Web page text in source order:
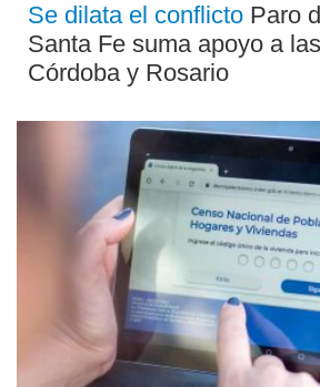
Se dilata el conflicto Paro
Santa Fe suma apoyo a
Córdoba y Rosario